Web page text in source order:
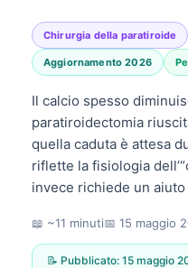
Chirurgia della paratiroide
Aggiornamento 2026
Il calcio spesso
paratiroidectomia
quella caduta è attesa
riflette la fisiologia
invece richiede un
📖 ~11 minuti📅 15 maggio
📝 Pubblicato: 15 maggio